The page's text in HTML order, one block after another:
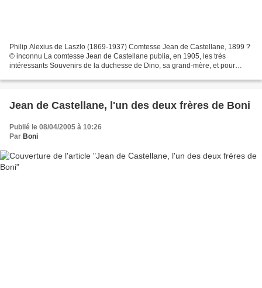
Philip Alexius de Laszlo (1869-1937) Comtesse Jean de Castellane, 1899 ?
© inconnu La comtesse Jean de Castellane publia, en 1905, les très
intéressants Souvenirs de la duchesse de Dino, sa grand-mère, et pour
Jean de Castellane, l'un des deux frères de Boni
Publié le 08/04/2005 à 10:26
Par Boni